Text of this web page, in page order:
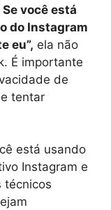
Se você está
do Instagram
eu”, ela não
É importante
de
tentar
está usando
Instagram e
técnicos